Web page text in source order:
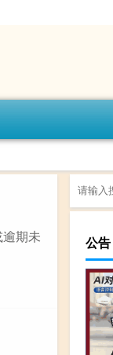
期未
公告